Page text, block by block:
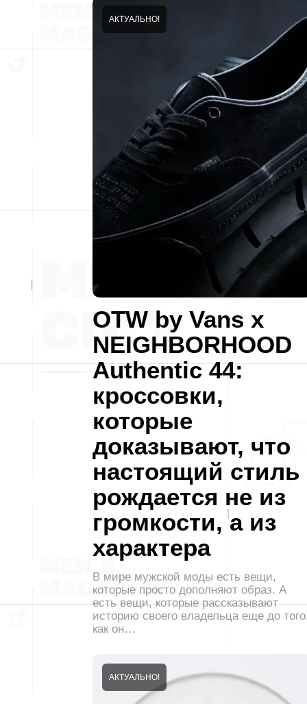
OTW by Vans x
NEIGHBORHOOD
Authentic 44:
кроссовки,
которые
доказывают, что
настоящий стиль
рождается не из
громкости, а из
характера
АКТУАЛЬНО!
В мире мужской моды есть вещи,
которые просто дополняют образ. А
есть вещи, которые рассказывают
историю своего владельца еще до
как он…
АКТУАЛЬНО!